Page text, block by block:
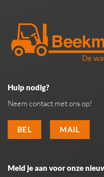
Hulp nodig?
Neem contact met ons op!
BEL MAIL
Meld je aan voor onze